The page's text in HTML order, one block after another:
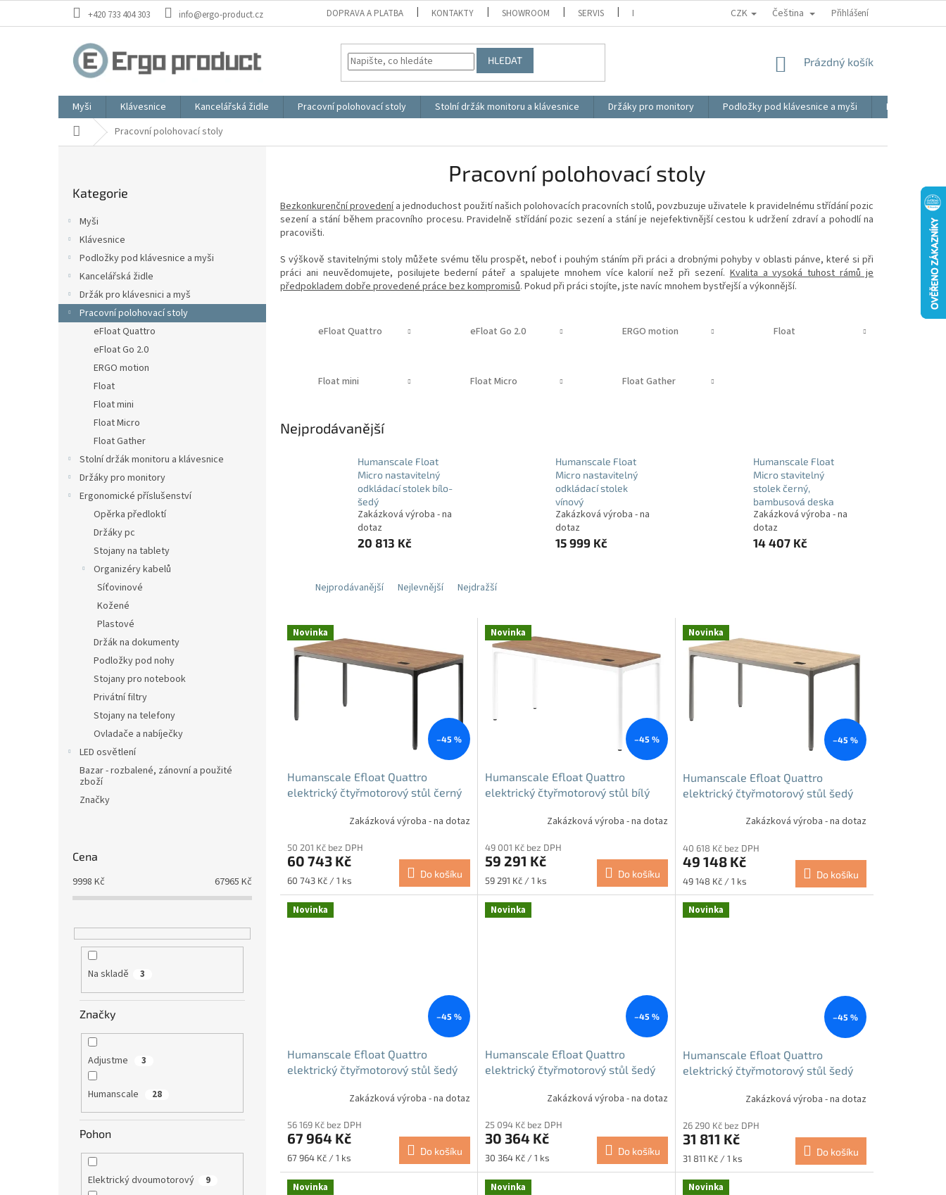
+420 733 404 303 info@ergo-product.cz DOPRAVA A PLATBA KONTAKTY SHOWROOM SERVIS REKLAMACE VIDEO MOJE OBJEDNÁVKA
CZK Čeština Přihlášení
HLEDAT
NÁKUPNÍ
Prázdný košík
Myši Klávesnice Kancelářská židle Pracovní polohovací stoly Stolní držák monitoru a klávesnice Držáky pro monitory Podložky pod klávesnice a myši
Ergonomické
Domů Pracovní polohovací stoly
a
n
kategorie
Kategorie
Myši
Klávesnice
Podložky pod klávesnice a myši
Kancelářská židle
Držák pro klávesnici a myš
Pracovní polohovací stoly
eFloat Quattro
eFloat Go 2.0
ERGO motion
Float
Float mini
Float Micro
Float Gather
Stolní držák monitoru a klávesnice
Držáky pro monitory
Ergonomické příslušenství
Opěrka předloktí
Držáky pc
Stojany na tablety
Organizéry kabelů
Síťovinové
Kožené
Plastové
Držák na dokumenty
Podložky pod nohy
Stojany pro notebook
Privátní filtry
Stojany na telefony
Ovladače a nabíječky
LED osvětlení
Bazar - rozbalené, zánovní a použité
zboží
Značky
Cena
9998 Kč 67965 Kč
Na skladě 3
Značky
Adjustme 3
Humanscale 28
Pohon
Elektrický dvoumotorový 9
Pracovní polohovací stoly
Bezkonkurenční provedenía jednoduchost použití našich polohovacích pracovních stolů, povzbuzuje uživatele k pravidelnému střídání pozic
sezení a stání během pracovního procesu. Pravidelně střídání pozic sezení a stání je nejefektivnější cestou k udržení zdraví a pohodlí na
pracovišti.
S výškově stavitelnými stoly můžete svému tělu prospět, neboť i pouhým stáním při práci a drobnými pohyby v oblasti pánve, které si při
práci ani neuvědomujete, posilujete bederní páteř a spalujete mnohem více kalorií než při sezení.Kvalita a vysoká tuhost rámů je
předpokladem dobře provedené práce bez kompromisů. Pokud při práci stojíte, jste navíc mnohem bystřejší a výkonnější.
eFloat Quattro eFloat Go 2.0 ERGO motion Float
Float mini Float Micro Float Gather
Nejprodávanější
Humanscale Float
Micro nastavitelný
odkládací stolek bílo-
šedý
Zakázková výroba - na
dotaz
20 813 Kč
Humanscale Float
Micro nastavitelný
odkládací stolek
vínový
Zakázková výroba - na
dotaz
15 999 Kč
Humanscale Float
Micro stavitelný
stolek černý,
bambusová deska
Zakázková výroba - na
dotaz
14 407 Kč
Nejprodávanější Nejlevnější Nejdražší
V Novinka
–45 %
Humanscale Efloat Quattro
elektrický čtyřmotorový stůl černý
Zakázková výroba - na dotaz
50 201 Kč bez DPH
60 743 Kč
Měrná
cena:
60 743 Kč / 1 ks
Do košíku
Novinka
–45 %
Humanscale Efloat Quattro
elektrický čtyřmotorový stůl bílý
Zakázková výroba - na dotaz
49 001 Kč bez DPH
59 291 Kč
Měrná
cena:
59 291 Kč / 1 ks
Do košíku
Novinka
–45 %
Humanscale Efloat Quattro
elektrický čtyřmotorový stůl šedý
Zakázková výroba - na dotaz
40 618 Kč bez DPH
49 148 Kč
Měrná
cena:
49 148 Kč / 1 ks
Do košíku
Novinka
–45 %
Humanscale Efloat Quattro
elektrický čtyřmotorový stůl šedý
Zakázková výroba - na dotaz
56 169 Kč bez DPH
67 964 Kč
Měrná
cena:
67 964 Kč / 1 ks
Do košíku
Novinka
–45 %
Humanscale Efloat Quattro
elektrický čtyřmotorový stůl šedý
Zakázková výroba - na dotaz
25 094 Kč bez DPH
30 364 Kč
Měrná
cena:
30 364 Kč / 1 ks
Do košíku
Novinka
–45 %
Humanscale Efloat Quattro
elektrický čtyřmotorový stůl šedý
Zakázková výroba - na dotaz
26 290 Kč bez DPH
31 811 Kč
Měrná
cena:
31 811 Kč / 1 ks
Do košíku
Novinka Novinka Novinka